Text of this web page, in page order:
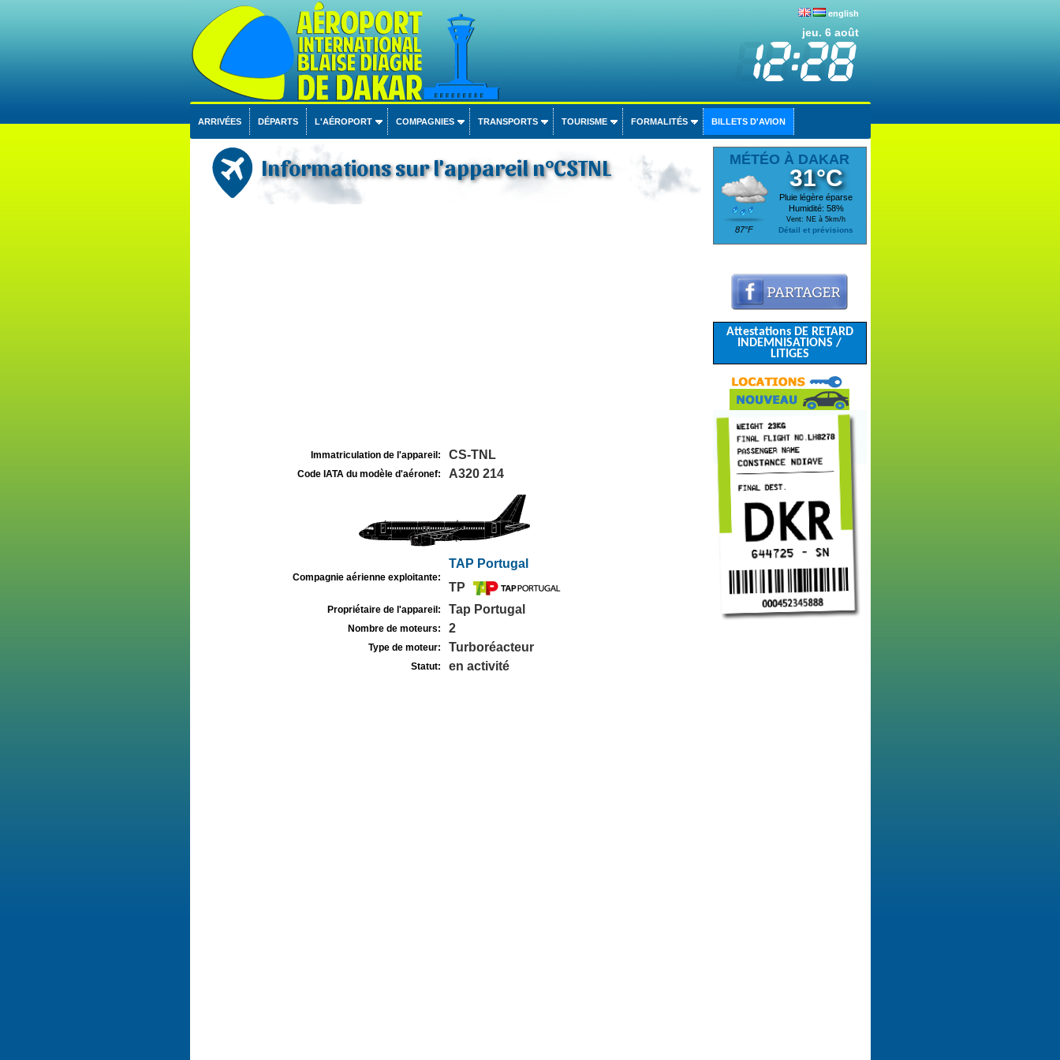
english
jeu. 6 août
ARRIVÉES DÉPARTS L'AÉROPORT COMPAGNIES TRANSPORTS TOURISME FORMALITÉS BILLETS D'AVION
Informations sur l'appareil n°CSTNL
Immatriculation de l'appareil: CS-TNL
Code IATA du modèle d'aéronef: A320 214
Compagnie aérienne exploitante:
TAP Portugal
TP
Propriétaire de l'appareil: Tap Portugal
Nombre de moteurs: 2
Type de moteur: Turboréacteur
Statut: en activité
MÉTÉO À DAKAR
87°F
31°C
Pluie légère éparse
Humidité: 58%
Vent: NE à 5km/h
Détail et prévisions
Attestations DE RETARD
INDEMNISATIONS /
LITIGES